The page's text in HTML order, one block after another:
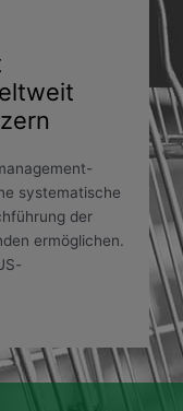
systematische
der
ermöglichen.